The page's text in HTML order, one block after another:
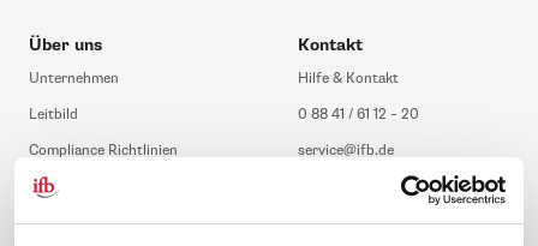
Über uns
Unternehmen
Leitbild
Compliance Richtlinien
Gute Gründe für das ifb
Karriere
Kontakt
Hilfe & Kontakt
0 88 41 / 61 12 – 20
service@ifb.de
Übersicht Beratung
Schulungsberatung